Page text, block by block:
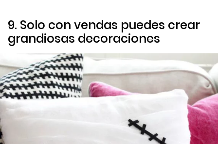
9. Solo con vendas puedes crear
grandiosas decoraciones